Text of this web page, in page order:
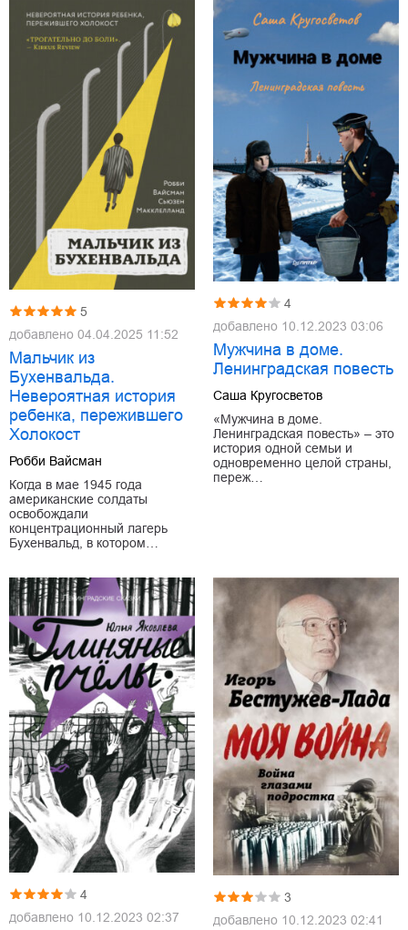
5
добавлено 04.04.2025 11:52
Мальчик из
Бухенвальда.
Невероятная история
ребенка, пережившего
Холокост
Робби Вайсман
Когда в мае 1945 года
американские солдаты
освобождали
концентрационный лагерь
Бухенвальд, в котором…
4
добавлено 10.12.2023 03:06
Мужчина в доме.
Ленинградская повесть
Саша Кругосветов
«Мужчина в доме.
Ленинградская повесть» – это
история одной семьи и
одновременно целой страны,
переж…
4
добавлено 10.12.2023 02:37
3
добавлено 10.12.2023 02:41